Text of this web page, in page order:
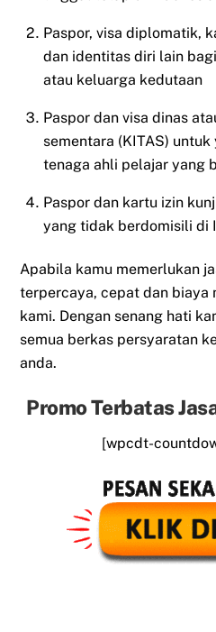
Paspor, visa diplomatik,
dan identitas diri lain
atau keluarga kedutaan
Paspor dan visa dinas
sementara (KITAS)
tenaga ahli pelajar yang
Paspor dan kartu izin
yang tidak berdomisili di
Apabila kamu memerlukan
terpercaya, cepat dan biaya
kami. Dengan senang hati
semua berkas persyaratan
anda.
Promo Terbatas
[wpcdt-